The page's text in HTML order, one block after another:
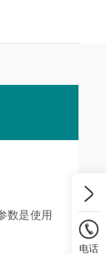
数是使用
电话